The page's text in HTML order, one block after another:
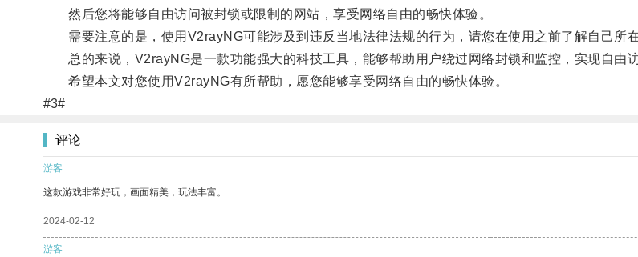
然后您将能够自由访问被封锁或限制的网站，享受网络自由的畅快体验。
需要注意的是，使用V2rayNG可能涉及到违反当地法律法规的行为，请您在使用之前了解自己所在
总的来说，V2rayNG是一款功能强大的科技工具，能够帮助用户绕过网络封锁和监控，实现自由访
希望本文对您使用V2rayNG有所帮助，愿您能够享受网络自由的畅快体验。
#3#
评论
游客
这款游戏非常好玩，画面精美，玩法丰富。
2024-02-12
游客